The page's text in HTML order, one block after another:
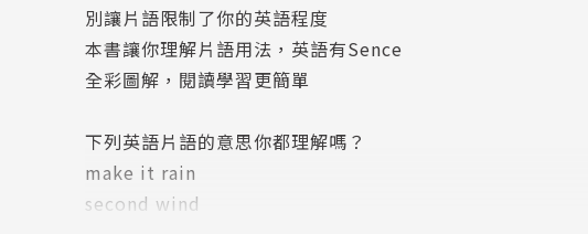
別讓片語限制了你的英語程度
本書讓你理解片語用法，英語有Sence
全彩圖解，閱讀學習更簡單
下列英語片語的意思你都理解嗎？
make it rain
second wind